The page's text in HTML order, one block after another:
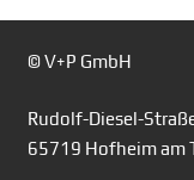
© V+P GmbH
Rudolf-Diesel-
65719 Hofheim am